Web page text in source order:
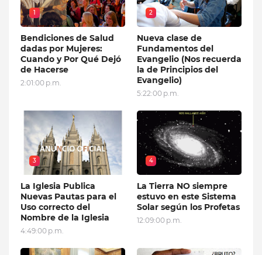
1
Bendiciones de Salud
dadas por Mujeres:
Cuando y Por Qué Dejó
de Hacerse
2:01:00 p.m.
2
Nueva clase de
Fundamentos del
Evangelio (Nos recuerda
la de Principios del
Evangelio)
5:22:00 p.m.
3
La Iglesia Publica
Nuevas Pautas para el
Uso correcto del
Nombre de la Iglesia
4:49:00 p.m.
4
La Tierra NO siempre
estuvo en este Sistema
Solar según los Profetas
12:09:00 p.m.